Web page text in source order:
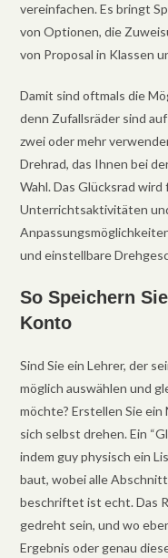
vereinfachen. Es bringt
von Optionen, die
von Proposal in Klassen
Damit sind oftmals die
denn Zufallsräder sind
zwei oder mehr
Drehrad, das Ihnen bei
Wahl. Das Glücksrad
Unterrichtsaktivitäten
und einstellbare
So Speichern
Konto
Sind Sie ein Lehrer, der
möglich auswählen und
möchte? Erstellen Sie ein
sich selbst drehen. Ein
indem guy physisch ein
baut, wobei alle
beschriftet ist echt. Das
gedreht sein, und wo
Ergebnis oder genau